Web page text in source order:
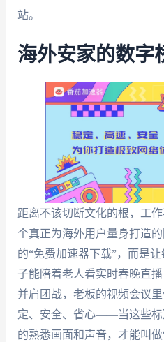
站。
海外安家的数字
距离不该切断文化的根，工
个真正为海外用户量身打造
的“免费加速器下载”，而是
子能陪着老人看实时春晚直
并肩团战，老板的视频会议
定、安全、省心——当这些标
的熟悉画面和声音，才能叫